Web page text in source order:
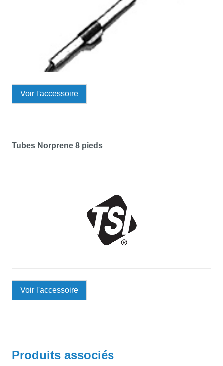
Voir l'accessoire
Tubes Norprene 8 pieds
Voir l'accessoire
Produits associés